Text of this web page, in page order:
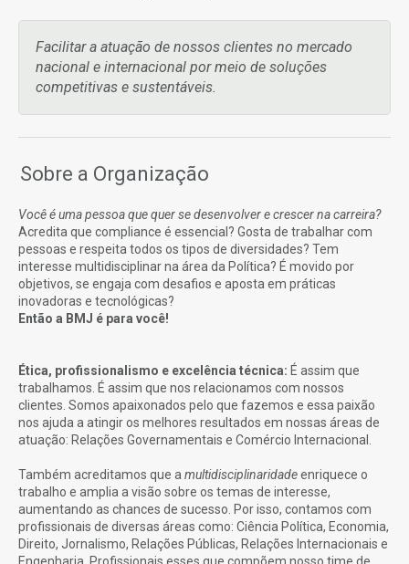
Facilitar a atuação de nossos clientes no mercado
nacional e internacional por meio de soluções
competitivas e sustentáveis.
Sobre a Organização
Você é uma pessoa que quer se desenvolver e crescer na carreira?
Acredita que compliance é essencial? Gosta de trabalhar com
pessoas e respeita todos os tipos de diversidades? Tem
interesse multidisciplinar na área da Política? É movido por
objetivos, se engaja com desafios e aposta em práticas
inovadoras e tecnológicas?
Então a BMJ é para você!
Ética, profissionalismo e excelência técnica: É assim que
trabalhamos. É assim que nos relacionamos com nossos
clientes. Somos apaixonados pelo que fazemos e essa paixão
nos ajuda a atingir os melhores resultados em nossas áreas de
atuação: Relações Governamentais e Comércio Internacional.
Também acreditamos que a multidisciplinaridadeenriquece o
trabalho e amplia a visão sobre os temas de interesse,
aumentando as chances de sucesso. Por isso, contamos com
profissionais de diversas áreas como: Ciência Política, Economia,
Direito, Jornalismo, Relações Públicas, Relações Internacionais e